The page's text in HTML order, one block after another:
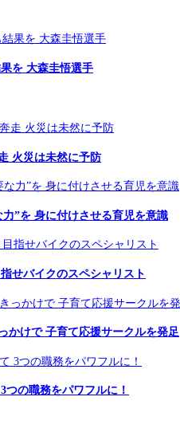
を 大森圭悟選手
火災は未然に予防
”を 身に付けさせる育児を意識
せバイクのスペシャリスト
かけで 子育て応援サークルを発足
つの職務をパワフルに！